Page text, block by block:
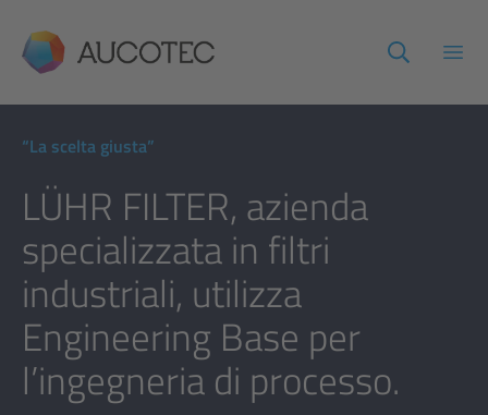
AUCOTEC
Apri
“La scelta giusta”
LÜHR FILTER, azienda
specializzata in filtri
industriali, utilizza
Engineering Base per
l’ingegneria di processo.